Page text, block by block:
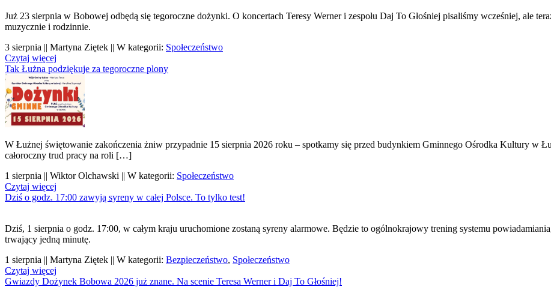
Już 23 sierpnia w Bobowej odbędą się tegoroczne dożynki. O koncertach Teresy Werner i zespołu Daj To Głośniej pisaliśmy wcześniej, ale
muzycznie i rodzinnie.
3 sierpnia || Martyna Ziętek || W kategorii: Społeczeństwo
Czytaj więcej
Tak Łużna podziękuje za tegoroczne plony
W Łużnej świętowanie zakończenia żniw przypadnie 15 sierpnia 2026 roku – spotkamy się przed budynkiem Gminnego Ośrodka Kultury w
całoroczny trud pracy na roli […]
1 sierpnia || Wiktor Olchawski || W kategorii: Społeczeństwo
Czytaj więcej
Dziś o godz. 17:00 zawyją syreny w całej Polsce. To tylko test!
Dziś, 1 sierpnia o godz. 17:00, w całym kraju uruchomione zostaną syreny alarmowe. Będzie to ogólnokrajowy trening systemu
trwający jedną minutę.
1 sierpnia || Martyna Ziętek || W kategorii: Bezpieczeństwo, Społeczeństwo
Czytaj więcej
Gwiazdy Dożynek Bobowa 2026 już znane. Na scenie Teresa Werner i Daj To Głośniej!